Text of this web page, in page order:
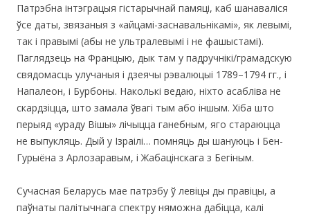
Патрэбна інтэграцыя гістарычнай памяці, каб шанаваліся
ўсе даты, звязаныя з «айцамі-заснавальнікамі», як левымі,
так і правымі (абы не ультралевымі і не фашыстамі).
Паглядзець на Францыю, дык там у падручнікі/грамадскую
свядомасць улучаныя і дзеячы рэвалюцыі 1789–1794 гг., і
Напалеон, і Бурбоны. Наколькі ведаю, ніхто асабліва не
скардзіцца, што замала ўвагі тым або іншым. Хіба што
перыяд «ураду Вішы» лічыцца ганебным, яго стараюцца
не выпукляць. Дый у Ізраілі… помняць ды шануюць і Бен-
Гурыёна з Арлозаравым, і Жабацінскага з Бегіным.
Сучасная Беларусь мае патрэбу ў левіцы ды правіцы, а
паўнаты палітычнага спектру няможна дабіцца, калі